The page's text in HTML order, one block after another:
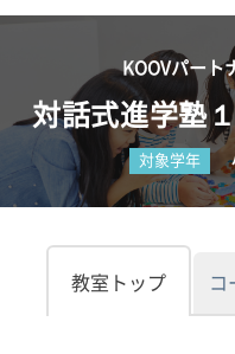
KOOVパート
対話式進学塾
対象学年
教室トップ コ